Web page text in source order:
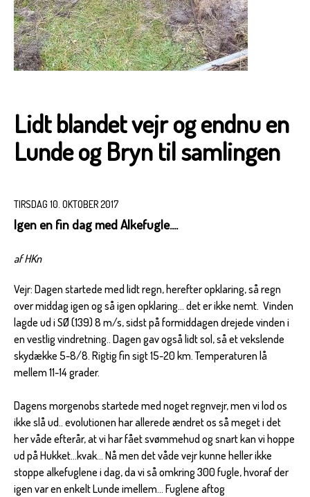
Lidt blandet vejr og endnu en
Lunde og Bryn til samlingen
TIRSDAG 10. OKTOBER 2017
Igen en fin dag med Alkefugle....
af HKn
Vejr: Dagen startede med lidt regn, herefter opklaring, så regn
over middag igen og så igen opklaring... det er ikke nemt. Vinden
lagde ud i SØ (139) 8 m/s, sidst på formiddagen drejede vinden i
en vestlig vindretning.. Dagen gav også lidt sol, så et vekslende
skydække 5-8/8. Rigtig fin sigt 15-20 km. Temperaturen lå
mellem 11-14 grader.
Dagens morgenobs startede med noget regnvejr, men vi lod os
ikke slå ud.. evolutionen har allerede ændret os så meget i det
her våde efterår, at vi har fået svømmehud og snart kan vi hoppe
ud på Hukket...kvak... Nå men det våde vejr kunne heller ikke
stoppe alkefuglene i dag, da vi så omkring 300 fugle, hvoraf der
igen var en enkelt Lunde imellem... Fuglene aftog